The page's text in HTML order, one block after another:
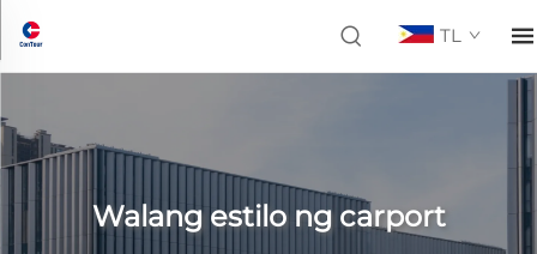
TL
Walang estilo ng carport